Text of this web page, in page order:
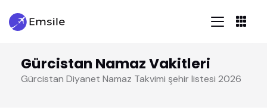
Gürcistan Namaz Vakitleri
Gürcistan Diyanet Namaz Takvimi şehir listesi 2026